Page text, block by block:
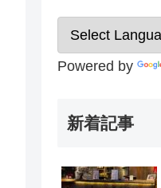
Powered by
新着記事